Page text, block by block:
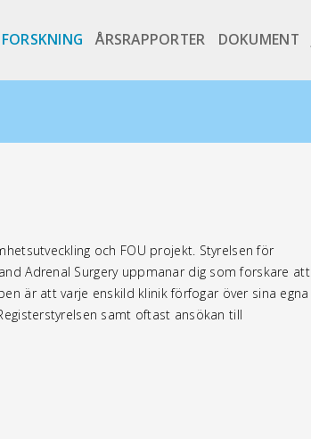
FORSKNING ÅRSRAPPORTER DOKUMENT
och FOU projekt. Styrelsen för
Adrenal Surgery uppmanar dig som forskare att
är att varje enskild klinik förfogar över sina egna
samt oftast ansökan till